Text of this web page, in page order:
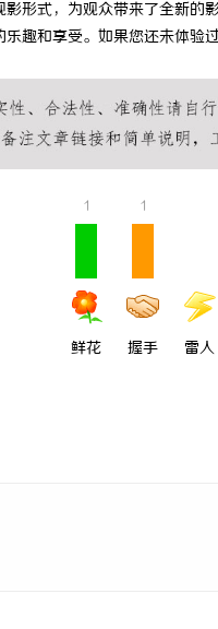
形式，为观众带来了全新
趣和享受。如果您还未体
1
鲜花
1
握手 雷人
商标转让：专业转让流
付款